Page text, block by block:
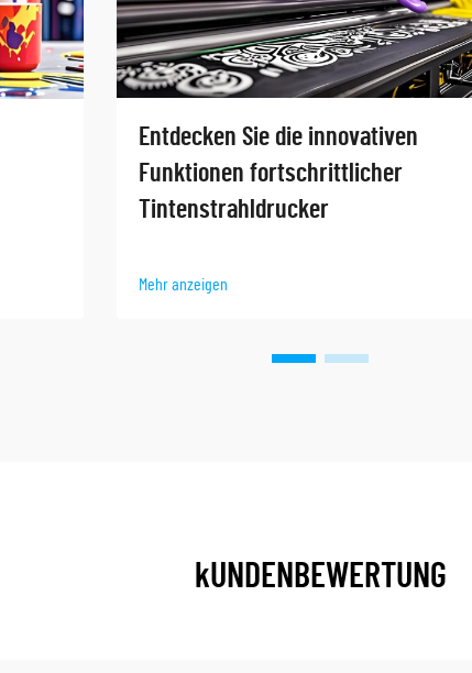
Entdecken Sie die innovativen
Funktionen fortschrittlicher
Tintenstrahldrucker
Mehr anzeigen
kUNDENBEWERTUNG